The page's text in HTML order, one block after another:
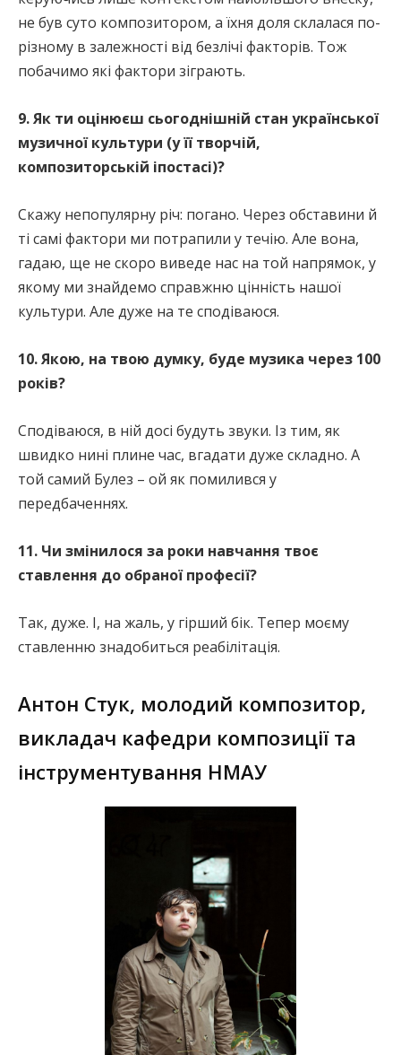
не був суто композитором, а їхня доля склалася по-
різному в залежності від безлічі факторів. Тож
побачимо які фактори зіграють.
9. Як ти оцінюєш сьогоднішній стан української
музичної культури (у її творчій,
композиторській іпостасі)?
Скажу непопулярну річ: погано. Через обставини й
ті самі фактори ми потрапили у течію. Але вона,
гадаю, ще не скоро виведе нас на той напрямок, у
якому ми знайдемо справжню цінність нашої
культури. Але дуже на те сподіваюся.
10. Якою, на твою думку, буде музика через 100
років?
Сподіваюся, в ній досі будуть звуки. Із тим, як
швидко нині плине час, вгадати дуже складно. А
той самий Булез – ой як помилився у
передбаченнях.
11. Чи змінилося за роки навчання твоє
ставлення до обраної професії?
Так, дуже. І, на жаль, у гірший бік. Тепер моєму
ставленню знадобиться реабілітація.
Антон Стук, молодий композитор,
викладач кафедри композиції та
інструментування НМАУ